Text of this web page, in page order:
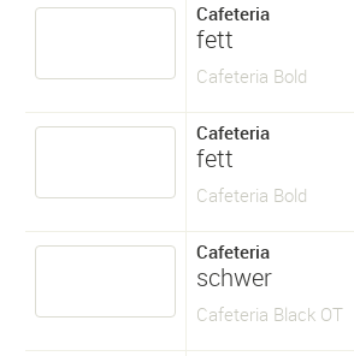
Cafeteria
fett
Cafeteria Bold
Cafeteria
fett
Cafeteria Bold
Cafeteria
schwer
Cafeteria Black OT